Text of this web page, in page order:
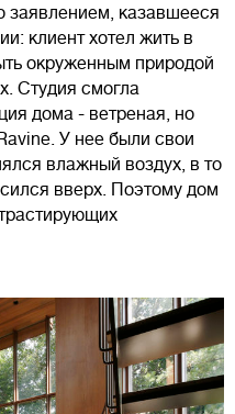
заявлением, казавшееся
клиент хотел жить в
окруженным природой
Студия смогла
дома - ветреная, но
У нее были свои
влажный воздух, в то
вверх. Поэтому дом